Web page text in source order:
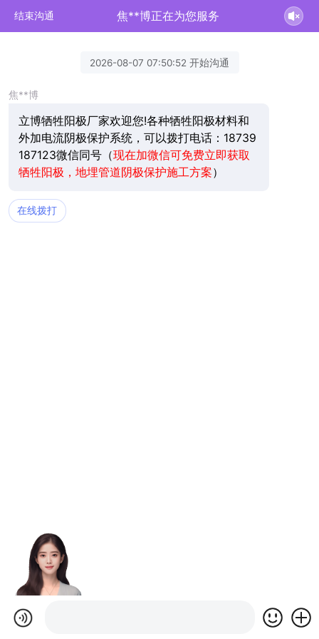
结束沟通 焦**博正在为您服务
2026-08-07 07:50:52 开始沟通
焦**博
立博牺牲阳极厂家欢迎您!各种牺牲阳极材料和
外加电流阴极保护系统，可以拨打电话：18739
187123微信同号（现在加微信可免费立即获取
牺牲阳极，地埋管道阴极保护施工方案）
在线拨打